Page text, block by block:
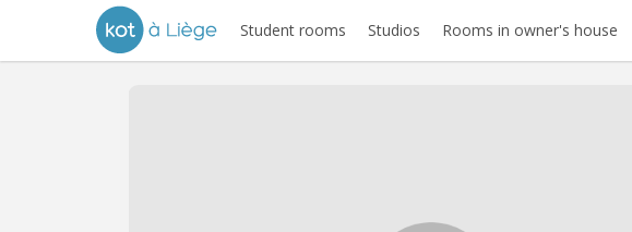
Student rooms Studios Rooms in owner's house